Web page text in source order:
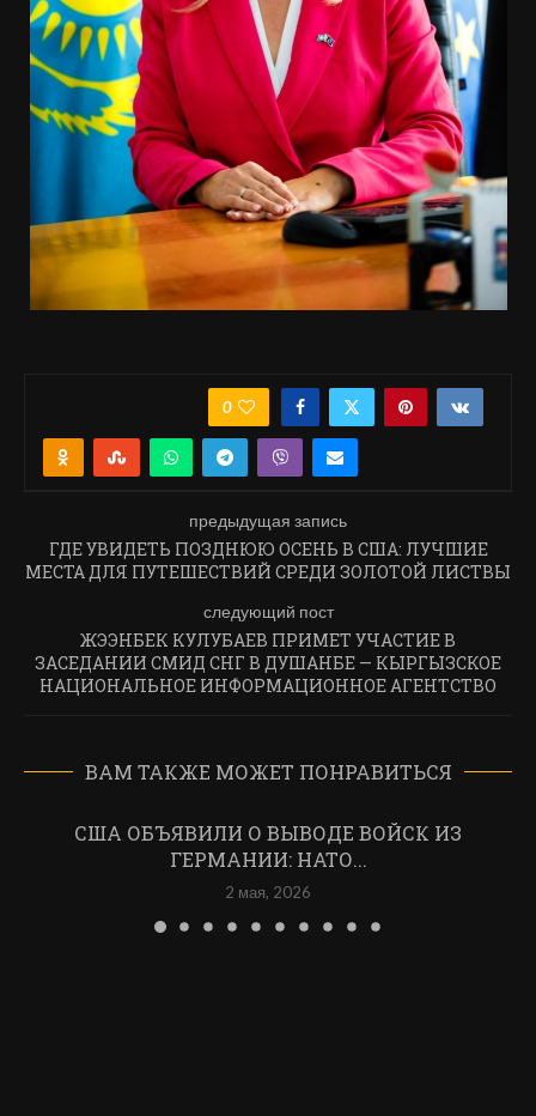
0
предыдущая запись
ГДЕ УВИДЕТЬ ПОЗДНЮЮ ОСЕНЬ В США: ЛУЧШИЕ
МЕСТА ДЛЯ ПУТЕШЕСТВИЙ СРЕДИ ЗОЛОТОЙ ЛИСТВЫ
следующий пост
ЖЭЭНБЕК КУЛУБАЕВ ПРИМЕТ УЧАСТИЕ В
ЗАСЕДАНИИ СМИД СНГ В ДУШАНБЕ — КЫРГЫЗСКОЕ
НАЦИОНАЛЬНОЕ ИНФОРМАЦИОННОЕ АГЕНТСТВО
ВАМ ТАКЖЕ МОЖЕТ ПОНРАВИТЬСЯ
США ОБЪЯВИЛИ О ВЫВОДЕ ВОЙСК ИЗ
ГЕРМАНИИ: НАТО...
2 мая, 2026